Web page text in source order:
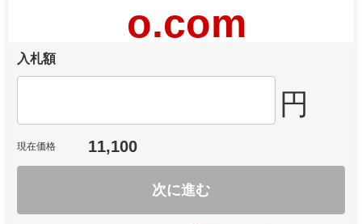
o.com
入札額
円
現在価格 11,100
次に進む